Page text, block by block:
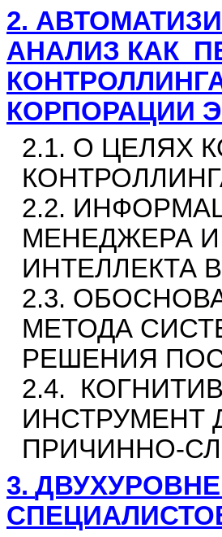
2.
АНАЛИЗ КАК
КОРПОРАЦИИ
2.1. О ЦЕЛЯХ
2.2.
МЕНЕДЖЕРА
ИНТЕЛЛЕКТА
2.3.
МЕТОДА
РЕШЕНИЯ
2.4.
ИНСТРУМЕНТ
ПРИЧИННО-
3.